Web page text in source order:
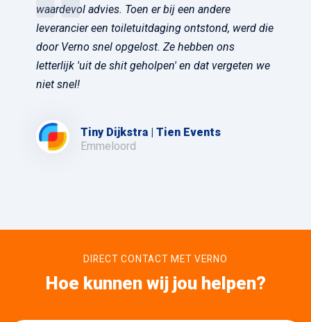
waardevol advies. Toen er bij een andere
leverancier een toiletuitdaging ontstond, werd die
door Verno snel opgelost. Ze hebben ons
letterlijk 'uit de shit geholpen' en dat vergeten we
niet snel!
Tiny Dijkstra | Tien Events
Emmeloord
DIRECT CONTACT MET VERNO
Hoe kunnen wij jou helpen?